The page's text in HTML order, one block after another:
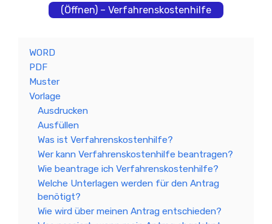
(Öffnen) – Verfahrenskostenhilfe
WORD
PDF
Muster
Vorlage
Ausdrucken
Ausfüllen
Was ist Verfahrenskostenhilfe?
Wer kann Verfahrenskostenhilfe beantragen?
Wie beantrage ich Verfahrenskostenhilfe?
Welche Unterlagen werden für den Antrag
benötigt?
Wie wird über meinen Antrag entschieden?